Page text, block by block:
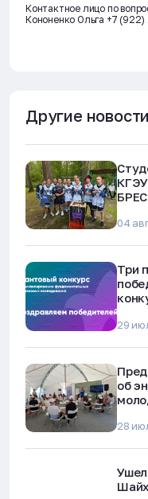
Контактное лицо по
Кононенко Ольга +7
Другие новости
04
Три
29
об
28